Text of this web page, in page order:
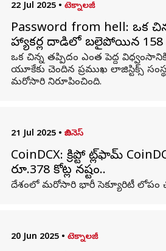
22 Jul 2025 • టెక్నాలజీ
Password from hell: ఒక
హ్యాకర్ల దాడిలో బలైపోయిన 158
ఒక చిన్న తప్పిదం ఎంత పెద్ద
యూకేకు చెందిన ప్రముఖ లాజిస్టిక్స్
మరోసారి నిరూపించింది.
21 Jul 2025 • బిజినెస్
CoinDCX: క్రిప్టో ప్లాట్‌ఫామ్
రూ.378 కోట్ల నష్టం..
దేశంలో మరోసారి భారీ సెక్యూరిటీ లోపం
20 Jun 2025 • టెక్నాలజీ